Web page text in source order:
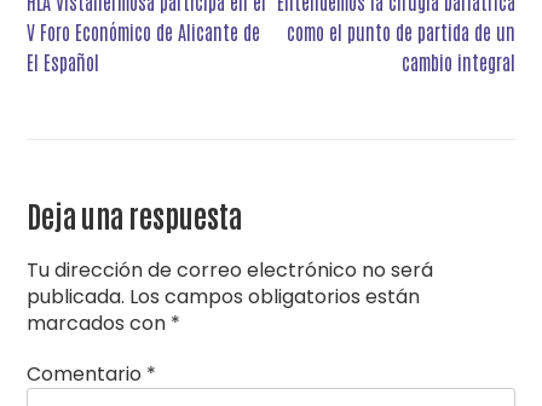
de
entradas
V Foro Económico de Alicante de
El Español
como el punto de partida de un
cambio integral
Deja una respuesta
Tu dirección de correo electrónico no será
publicada. Los campos obligatorios están
marcados con *
Comentario *